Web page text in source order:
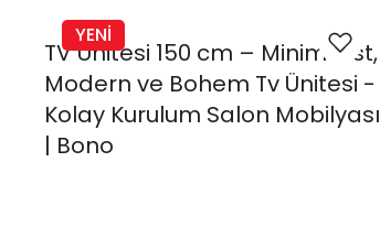
YENİ
TV Ünitesi 150 cm – Minimalist,
Modern ve Bohem Tv Ünitesi -
Kolay Kurulum Salon Mobilyası
| Bono